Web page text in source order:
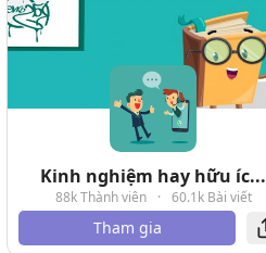
Kinh nghiệm hay hữu íc...
88k Thành viên · 60.1k Bài viết
Tham gia